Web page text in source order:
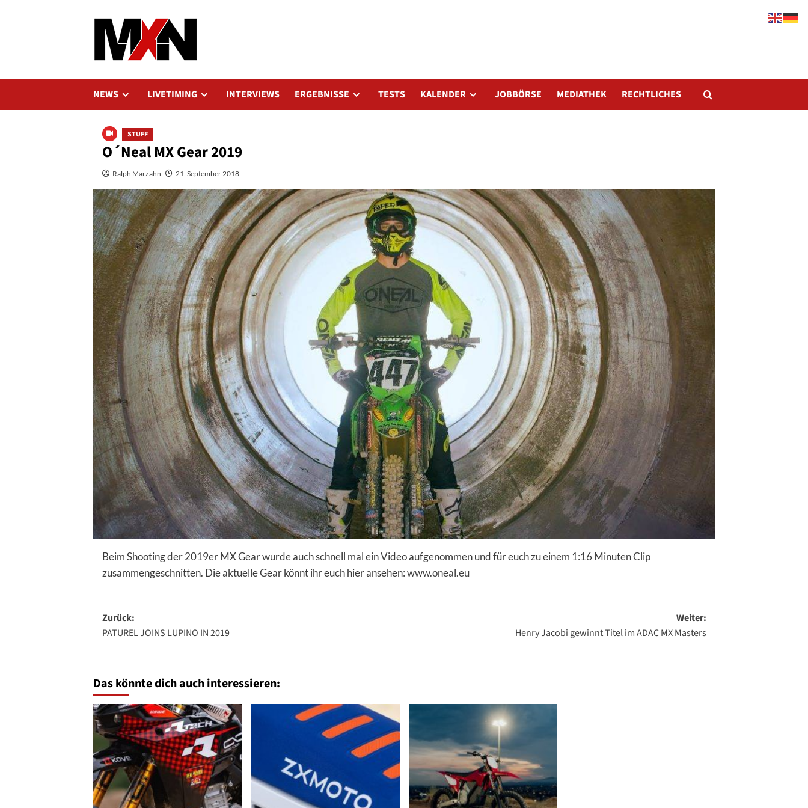
NEWS LIVETIMING INTERVIEWS ERGEBNISSE TESTS KALENDER JOBBÖRSE MEDIATHEK RECHTLICHES
STUFF
O´Neal MX Gear 2019
Ralph Marzahn 21. September 2018
Beim Shooting der 2019er MX Gear wurde auch schnell mal ein Video aufgenommen und für euch zu einem 1:16 Minuten Clip
zusammengeschnitten. Die aktuelle Gear könnt ihr euch hier ansehen:www.oneal.eu
Beitragsnavigation
Zurück:
PATUREL JOINS LUPINO IN 2019
Weiter:
Henry Jacobi gewinnt Titel im ADAC MX Masters
Das könnte dich auch interessieren: